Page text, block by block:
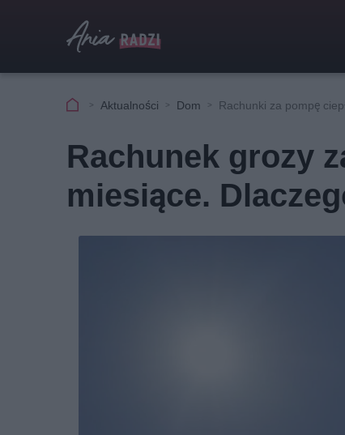
Aktualności Dom Rachunki za pompę
Rachunek grozy
miesiące.